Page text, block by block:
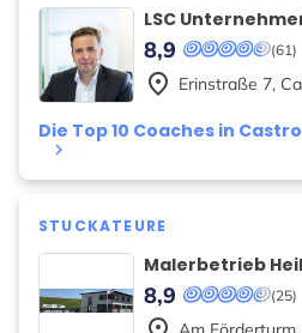
LSC
(61)
8,9
Die Top 10 Coaches in
keyboard_arrow_right
place Erinstraße 7,
STUCKATEURE
Malerbetrieb
(25)
8,9